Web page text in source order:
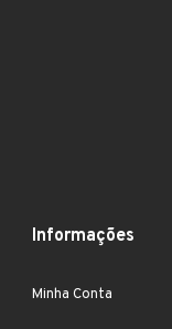
Informações
Minha Conta